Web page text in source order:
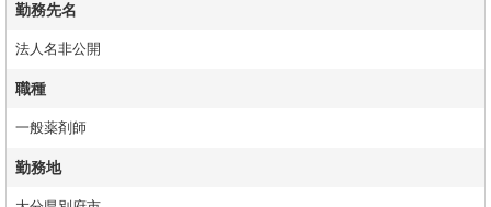
勤務先名
法人名非公開
職種
一般薬剤師
勤務地